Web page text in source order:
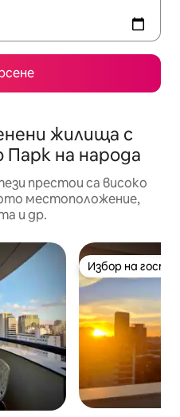
жилища с
Парк на народа
престои са високо
местоположение,
и др.
Избор на
Избор на